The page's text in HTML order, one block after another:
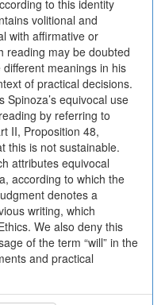
to this identity
volitional and
with affirmative or
reading may be doubted
different meanings in his
of practical decisions.
equivocal use
by referring to
II, Proposition 48,
this is not sustainable.
attributes equivocal
according to which the
denotes a
writing, which
We also deny this
of the term “will” in the
and practical